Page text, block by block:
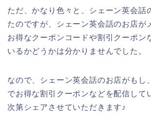
ただ、かなり色々と、シェーン英会話
たのですが、シェーン英会話のお店が
お得なクーポンコードや割引クーポン
いるかどうかは分かりませんでした。
なので、シェーン英会話のお店がもし
でお得な割引クーポンなどを配信して
次第シェアさせていただきます♪